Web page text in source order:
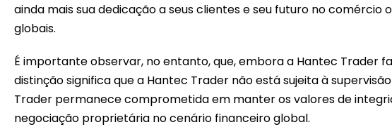
ainda mais sua dedicação a seus clientes e seu futuro no
globais.
É importante observar, no entanto, que, embora a Hantec Trader
distinção significa que a Hantec Trader não está sujeita à
Trader permanece comprometida em manter os valores de
negociação proprietária no cenário financeiro global.